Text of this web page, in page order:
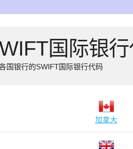
国际银
国银行的SWIFT国际银行代码
加拿大